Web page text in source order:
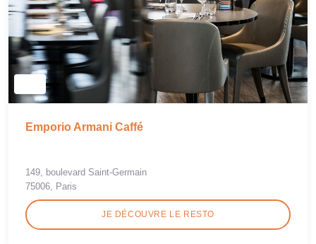
Emporio Armani Caffé
149, boulevard Saint-Germain
75006, Paris
JE DÉCOUVRE LE RESTO